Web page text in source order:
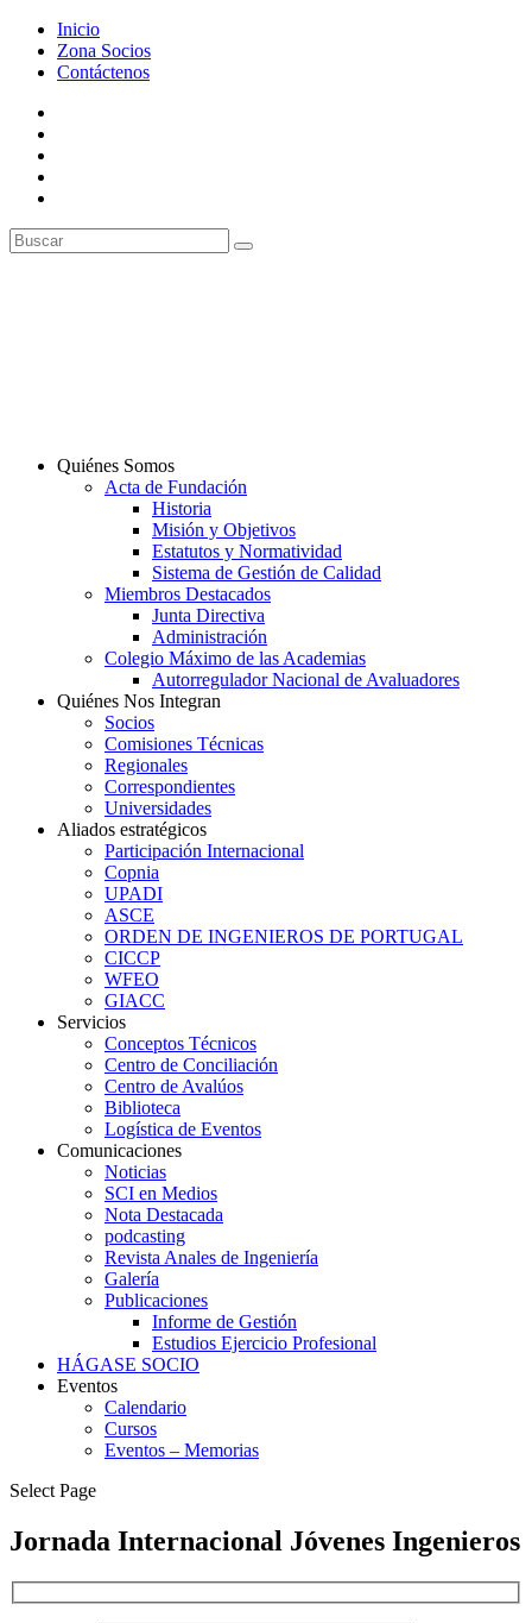
Inicio
Zona Socios
Contáctenos
Quiénes Somos
Acta de Fundación
Historia
Misión y Objetivos
Estatutos y Normatividad
Sistema de Gestión de Calidad
Miembros Destacados
Junta Directiva
Administración
Colegio Máximo de las Academias
Autorregulador Nacional de Avaluadores
Quiénes Nos Integran
Socios
Comisiones Técnicas
Regionales
Correspondientes
Universidades
Aliados estratégicos
Participación Internacional
Copnia
UPADI
ASCE
ORDEN DE INGENIEROS DE PORTUGAL
CICCP
WFEO
GIACC
Servicios
Conceptos Técnicos
Centro de Conciliación
Centro de Avalúos
Biblioteca
Logística de Eventos
Comunicaciones
Noticias
SCI en Medios
Nota Destacada
podcasting
Revista Anales de Ingeniería
Galería
Publicaciones
Informe de Gestión
Estudios Ejercicio Profesional
HÁGASE SOCIO
Eventos
Calendario
Cursos
Eventos – Memorias
Select Page
Jornada Internacional Jóvenes Ingenieros